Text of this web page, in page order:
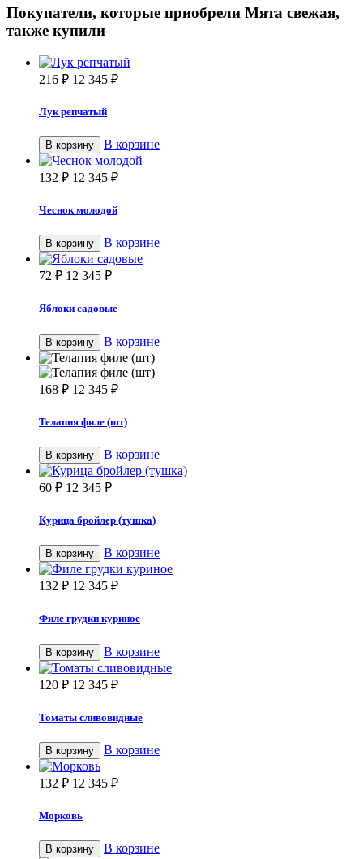
Покупатели, которые приобрели Мята свежая,
также купили
216 ₽ 12 345 ₽
Лук репчатый
В корзину В корзине
132 ₽ 12 345 ₽
Чеснок молодой
В корзину В корзине
72 ₽ 12 345 ₽
Яблоки садовые
В корзину В корзине
168 ₽ 12 345 ₽
Телапия филе (шт)
В корзину В корзине
60 ₽ 12 345 ₽
Курица бройлер (тушка)
В корзину В корзине
132 ₽ 12 345 ₽
Филе грудки куриное
В корзину В корзине
120 ₽ 12 345 ₽
Томаты сливовидные
В корзину В корзине
132 ₽ 12 345 ₽
Морковь
В корзину В корзине